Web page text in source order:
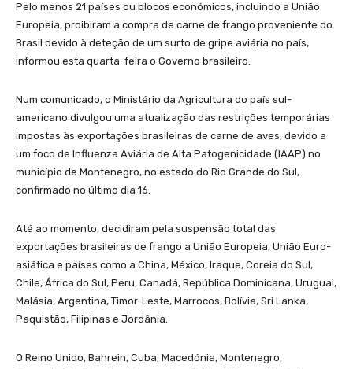
Pelo menos 21 países ou blocos económicos, incluindo a União
Europeia, proibiram a compra de carne de frango proveniente do
Brasil devido à deteção de um surto de gripe aviária no país,
informou esta quarta-feira o Governo brasileiro.
Num comunicado, o Ministério da Agricultura do país sul-
americano divulgou uma atualização das restrições temporárias
impostas às exportações brasileiras de carne de aves, devido a
um foco de Influenza Aviária de Alta Patogenicidade (IAAP) no
município de Montenegro, no estado do Rio Grande do Sul,
confirmado no último dia 16.
Até ao momento, decidiram pela suspensão total das
exportações brasileiras de frango a União Europeia, União Euro-
asiática e países como a China, México, Iraque, Coreia do Sul,
Chile, África do Sul, Peru, Canadá, República Dominicana, Uruguai,
Malásia, Argentina, Timor-Leste, Marrocos, Bolívia, Sri Lanka,
Paquistão, Filipinas e Jordânia.
O Reino Unido, Bahrein, Cuba, Macedónia, Montenegro,